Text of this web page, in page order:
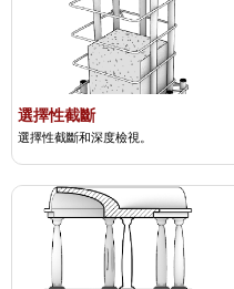
選擇性截斷
選擇性截斷和深度檢視。